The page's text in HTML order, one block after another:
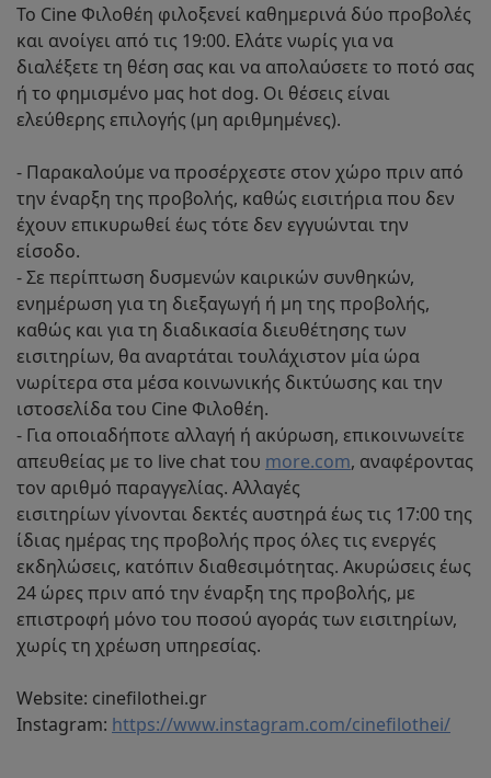
Το Cine Φιλοθέη φιλοξενεί καθημερινά δύο προβολές
και ανοίγει από τις 19:00. Ελάτε νωρίς για να
διαλέξετε τη θέση σας και να απολαύσετε το ποτό σας
ή το φημισμένο μας hot dog. Οι θέσεις είναι
ελεύθερης επιλογής (μη αριθμημένες).
- Παρακαλούμε να προσέρχεστε στον χώρο πριν από
την έναρξη της προβολής, καθώς εισιτήρια που δεν
έχουν επικυρωθεί έως τότε δεν εγγυώνται την
είσοδο.
- Σε περίπτωση δυσμενών καιρικών συνθηκών,
ενημέρωση για τη διεξαγωγή ή μη της προβολής,
καθώς και για τη διαδικασία διευθέτησης των
εισιτηρίων, θα αναρτάται τουλάχιστον μία ώρα
νωρίτερα στα μέσα κοινωνικής δικτύωσης και την
ιστοσελίδα του Cine Φιλοθέη.
- Για οποιαδήποτε αλλαγή ή ακύρωση, επικοινωνείτε
απευθείας με το live chat του more.com, αναφέροντας
τον αριθμό παραγγελίας. Αλλαγές
εισιτηρίων γίνονται δεκτές αυστηρά έως τις 17:00 της
ίδιας ημέρας της προβολής προς όλες τις ενεργές
εκδηλώσεις, κατόπιν διαθεσιμότητας. Ακυρώσεις έως
24 ώρες πριν από την έναρξη της προβολής, με
επιστροφή μόνο του ποσού αγοράς των εισιτηρίων,
χωρίς τη χρέωση υπηρεσίας.
Website: cinefilothei.gr
Instagram: https://www.instagram.com/cinefilothei/